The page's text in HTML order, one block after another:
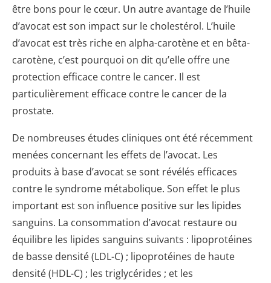
être bons pour le cœur. Un autre avantage de l’huile
d’avocat est son impact sur le cholestérol. L’huile
d’avocat est très riche en alpha-carotène et en bêta-
carotène, c’est pourquoi on dit qu’elle offre une
protection efficace contre le cancer. Il est
particulièrement efficace contre le cancer de la
prostate.
De nombreuses études cliniques ont été récemment
menées concernant les effets de l’avocat. Les
produits à base d’avocat se sont révélés efficaces
contre le syndrome métabolique. Son effet le plus
important est son influence positive sur les lipides
sanguins. La consommation d’avocat restaure ou
équilibre les lipides sanguins suivants : lipoprotéines
de basse densité (LDL-C) ; lipoprotéines de haute
densité (HDL-C) ; les triglycérides ; et les